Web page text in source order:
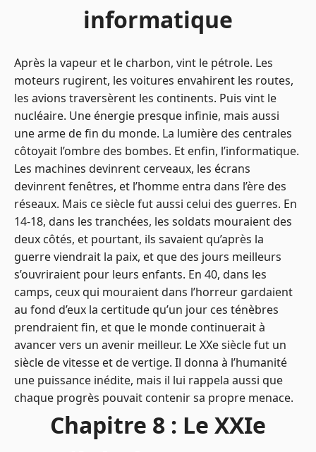
informatique
Après la vapeur et le charbon, vint le pétrole. Les
moteurs rugirent, les voitures envahirent les routes,
les avions traversèrent les continents. Puis vint le
nucléaire. Une énergie presque infinie, mais aussi
une arme de fin du monde. La lumière des centrales
côtoyait l’ombre des bombes. Et enfin, l’informatique.
Les machines devinrent cerveaux, les écrans
devinrent fenêtres, et l’homme entra dans l’ère des
réseaux. Mais ce siècle fut aussi celui des guerres. En
14‑18, dans les tranchées, les soldats mouraient des
deux côtés, et pourtant, ils savaient qu’après la
guerre viendrait la paix, et que des jours meilleurs
s’ouvriraient pour leurs enfants. En 40, dans les
camps, ceux qui mouraient dans l’horreur gardaient
au fond d’eux la certitude qu’un jour ces ténèbres
prendraient fin, et que le monde continuerait à
avancer vers un avenir meilleur. Le XXe siècle fut un
siècle de vitesse et de vertige. Il donna à l’humanité
une puissance inédite, mais il lui rappela aussi que
chaque progrès pouvait contenir sa propre menace.
Chapitre 8 : Le XXIe